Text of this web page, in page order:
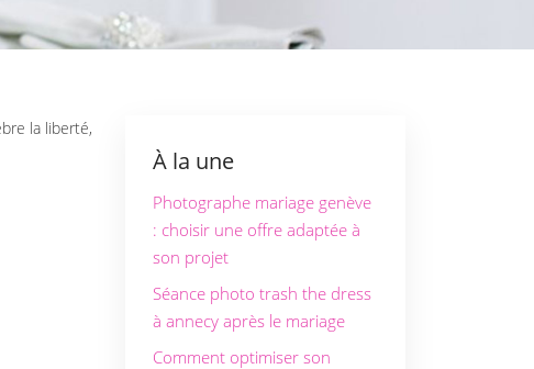
À la une
Photographe mariage genève
: choisir une offre adaptée à
son projet
Séance photo trash the dress
à annecy après le mariage
Comment optimiser son